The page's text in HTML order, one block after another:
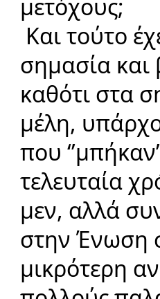
μετόχους;
Και τούτο
σημασία και
καθότι στα
μέλη,
που
τελευταία
μεν, αλλά
στην Ένωση
μικρότερη